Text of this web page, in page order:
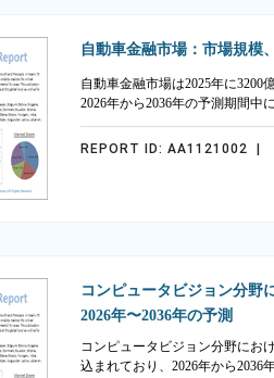
自動車金融市場：市場規模
自動車金融市場は2025年に3200
2026年から2036年の予測期間中
REPORT ID: AA1121002 |
コンピュータビジョン分野
2026年〜2036年の予測
コンピュータビジョン分野にお
込まれており、2026年から2036